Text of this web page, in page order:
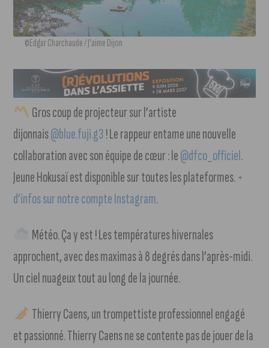
©Edgar Charchaude / J'aime Dijon
Gros coup de projecteur sur l’artiste
dijonnais@blue.fuji.g3! Le rappeur entame une nouvelle
collaboration avec son équipe de cœur : le@dfco_officiel.
Jeune Hokusaï est disponible sur toutes les plateformes.+
d’infos sur notre compte Instagram.
Météo. Ça y est ! Les températures hivernales
approchent, avec des maximas à 8 degrés dans l’après-midi.
Un ciel nuageux tout au long de la journée.
Thierry Caens, un trompettiste professionnel engagé
et passionné. Thierry Caens ne se contente pas de jouer de la